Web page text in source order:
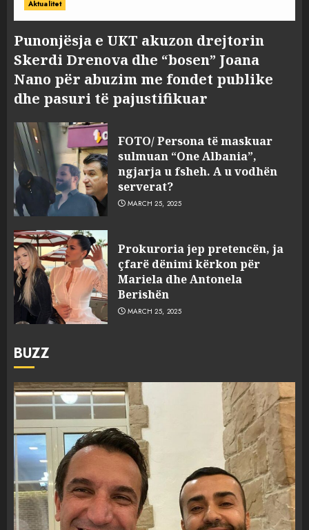
Aktualitet
Punonjësja e UKT akuzon drejtorin
Skerdi Drenova dhe “bosen” Joana
Nano për abuzim me fondet publike
dhe pasuri të pajustifikuar
FOTO/ Persona të maskuar
sulmuan “One Albania”,
ngjarja u fsheh. A u vodhën
serverat?
MARCH 25, 2025
Prokuroria jep pretencën, ja
çfarë dënimi kërkon për
Mariela dhe Antonela
Berishën
MARCH 25, 2025
BUZZ